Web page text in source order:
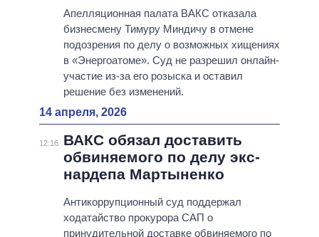
Апелляционная палата ВАКС отказала
бизнесмену Тимуру Миндичу в отмене
подозрения по делу о возможных хищениях
в «Энергоатоме». Суд не разрешил онлайн-
участие из-за его розыска и оставил
решение без изменений.
14 апреля, 2026
12:16
ВАКС обязал доставить
обвиняемого по делу экс-
нардепа Мартыненко
Антикоррупционный суд поддержал
ходатайство прокурора САП о
принудительной доставке обвиняемого по